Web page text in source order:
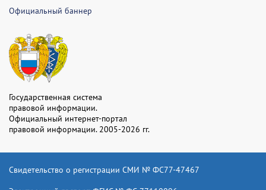
Официальный баннер
Государственная система
правовой информации.
Официальный интернет-портал
правовой информации. 2005-2026 гг.
Свидетельство о регистрации СМИ № ФС77-47467